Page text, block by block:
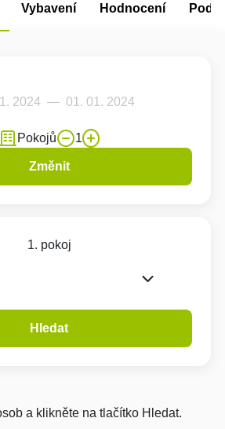
Vybavení Hodnocení
Pokojů 1
Změnit
1. pokoj
Hledat
a klikněte na tlačítko Hledat.